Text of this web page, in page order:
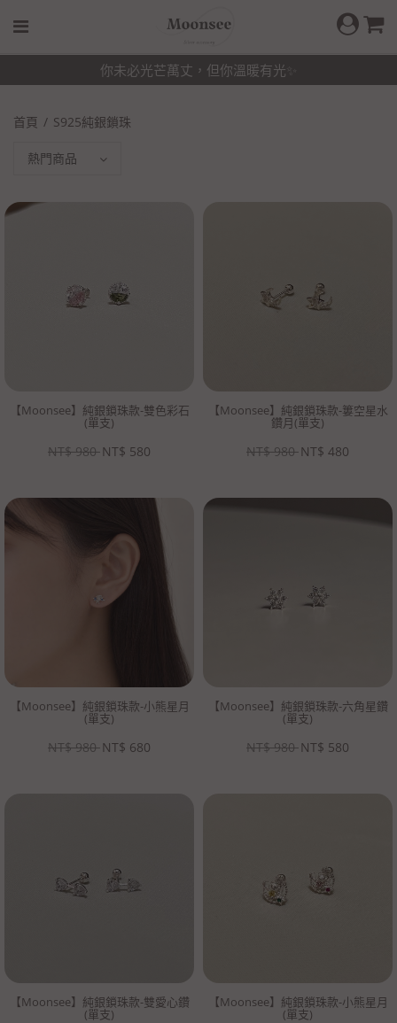
你未必光芒萬丈，但你溫暖有光✨
首頁 S925純銀鎖珠
【Moonsee】純銀鎖珠款-雙色彩石
(單支)
NT$ 980 NT$ 580
【Moonsee】純銀鎖珠款-簍空星水
鑽月(單支)
NT$ 980 NT$ 480
【Moonsee】純銀鎖珠款-小熊星月
(單支)
NT$ 980 NT$ 680
【Moonsee】純銀鎖珠款-六角星鑽
(單支)
NT$ 980 NT$ 580
【Moonsee】純銀鎖珠款-雙愛心鑽
(單支)
【Moonsee】純銀鎖珠款-小熊星月
(單支)